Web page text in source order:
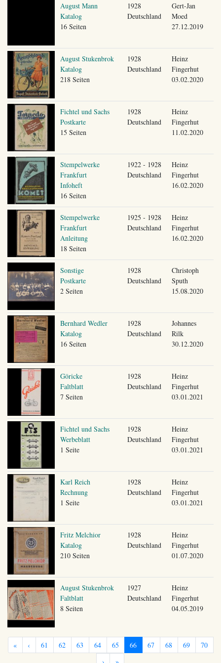
August Mann
Katalog
16 Seiten
1928
Deutschland
Gert-Jan
Moed
27.12.2019
August Stukenbrok
Katalog
218 Seiten
1928
Deutschland
Heinz
Fingerhut
03.02.2020
Fichtel und Sachs
Postkarte
15 Seiten
1928
Deutschland
Heinz
Fingerhut
11.02.2020
Stempelwerke
Frankfurt
Infoheft
16 Seiten
1922 - 1928
Deutschland
Heinz
Fingerhut
16.02.2020
Stempelwerke
Frankfurt
Anleitung
18 Seiten
1925 - 1928
Deutschland
Heinz
Fingerhut
16.02.2020
Sonstige
Postkarte
2 Seiten
1928
Deutschland
Christoph
Sputh
15.08.2020
Bernhard Wedler
Katalog
16 Seiten
1928
Deutschland
Johannes
Rilk
30.12.2020
Göricke
Faltblatt
7 Seiten
1928
Deutschland
Heinz
Fingerhut
03.01.2021
Fichtel und Sachs
Werbeblatt
1 Seite
1928
Deutschland
Heinz
Fingerhut
03.01.2021
Karl Reich
Rechnung
1 Seite
1928
Deutschland
Heinz
Fingerhut
03.01.2021
Fritz Melchior
Katalog
210 Seiten
1928
Deutschland
Heinz
Fingerhut
01.07.2020
August Stukenbrok
Faltblatt
8 Seiten
1927
Deutschland
Heinz
Fingerhut
04.05.2019
« ‹ 61 62 63 64 65 66 67 68 69
70
›
»